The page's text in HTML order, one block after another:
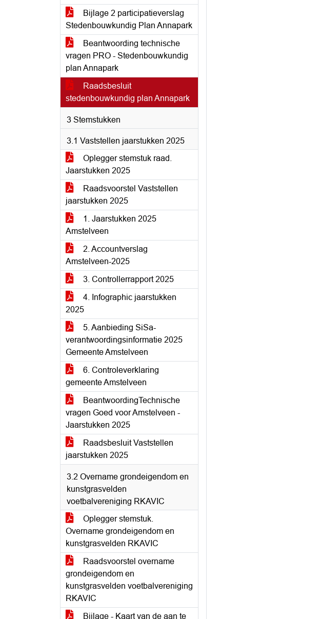
Bijlage 2 participatieverslag
Stedenbouwkundig Plan Annapark
Beantwoording technische
vragen PRO - Stedenbouwkundig
plan Annapark
Raadsbesluit
stedenbouwkundig plan Annapark
3 Stemstukken
3.1 Vaststellen jaarstukken 2025
Oplegger stemstuk raad.
Jaarstukken 2025
Raadsvoorstel Vaststellen
jaarstukken 2025
1. Jaarstukken 2025
Amstelveen
2. Accountverslag
Amstelveen-2025
3. Controllerrapport 2025
4. Infographic jaarstukken
2025
5. Aanbieding SiSa-
verantwoordingsinformatie 2025
Gemeente Amstelveen
6. Controleverklaring
gemeente Amstelveen
BeantwoordingTechnische
vragen Goed voor Amstelveen -
Jaarstukken 2025
Raadsbesluit Vaststellen
jaarstukken 2025
3.2 Overname grondeigendom en
kunstgrasvelden
voetbalvereniging RKAVIC
Oplegger stemstuk.
Overname grondeigendom en
kunstgrasvelden RKAVIC
Raadsvoorstel overname
grondeigendom en
kunstgrasvelden voetbalvereniging
RKAVIC
Bijlage - Kaart van de aan te